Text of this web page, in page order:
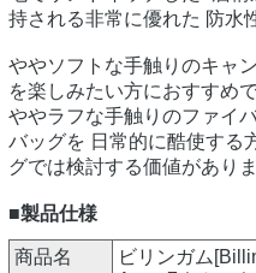
持される非常に優れた 防水
ややソフトな手触りのキャ
を楽しみたい方におすすめ
ややラフな手触りのファイ
バッグを 日常的に酷使する
グでは検討する価値がありま
■製品仕様
商品名
ビリンガム